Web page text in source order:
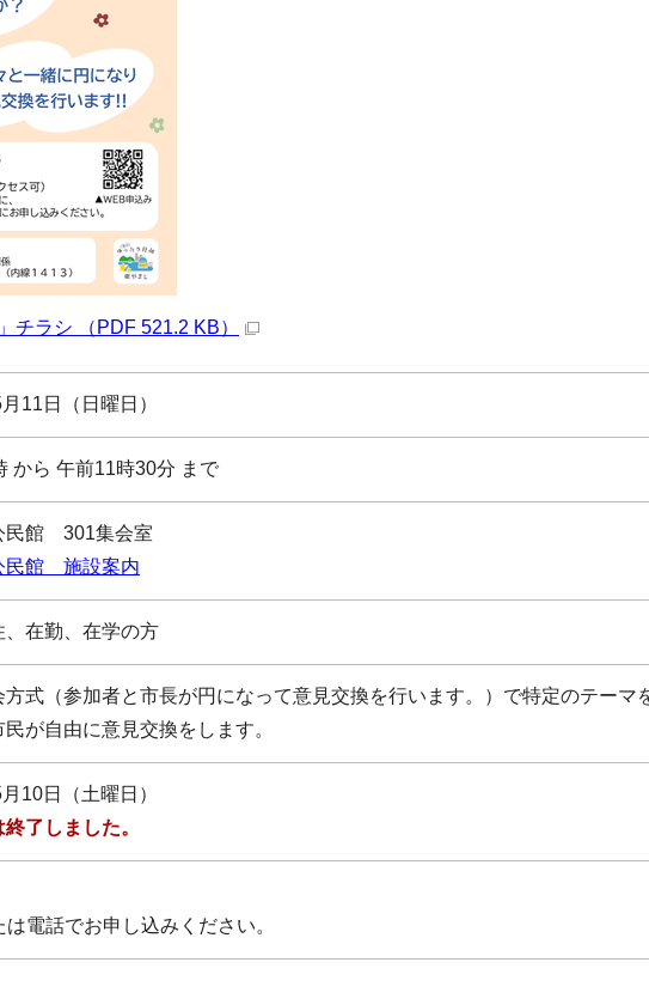
チラシ （PDF 521.2 KB）
11日（日曜日）
から 午前11時30分 まで
民館 301集会室
民館 施設案内
、在勤、在学の方
方式（参加者と市長が円になって意見交換を行います。）で特定のテーマ
が自由に意見交換をします。
10日（土曜日）
了しました。
は電話でお申し込みください。